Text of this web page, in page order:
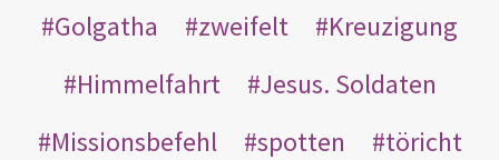
Golgatha
zweifelt
Kreuzigung
Himmelfahrt
Jesus. Soldaten
Missionsbefehl
spotten
töricht